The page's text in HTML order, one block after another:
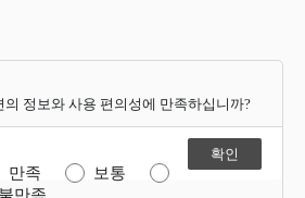
의 정보와 사용 편의성에 만족하십니까?
만족
보통